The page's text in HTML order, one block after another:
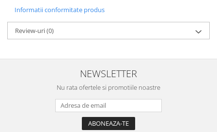
Informatii conformitate produs
Review-uri(0)
NEWSLETTER
Nu rata ofertele si promotiile noastre